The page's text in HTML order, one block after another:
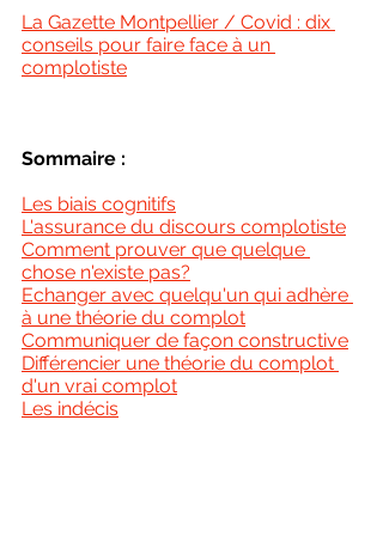
La Gazette Montpellier / Covid : dix
conseils pour faire face à un
complotiste
Sommaire :
Les biais cognitifs
L'assurance du discours complotiste
Comment prouver que quelque
chose n'existe pas?
Echanger avec quelqu'un qui adhère
à une théorie du complot
Communiquer de façon constructive
Différencier une théorie du complot
d'un vrai complot
Les indécis